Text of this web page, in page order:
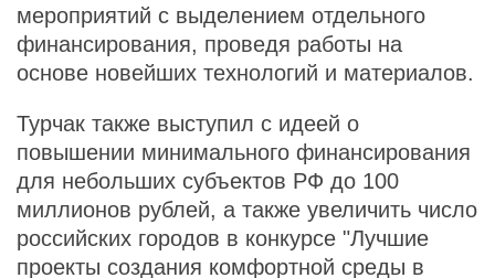
мероприятий с выделением отдельного
финансирования, проведя работы на
основе новейших технологий и материалов.
Турчак также выступил с идеей о
повышении минимального финансирования
для небольших субъектов РФ до 100
миллионов рублей, а также увеличить число
российских городов в конкурсе "Лучшие
проекты создания комфортной среды в